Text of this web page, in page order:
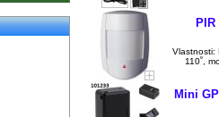
Vlastnosti:
110˚,
Mini